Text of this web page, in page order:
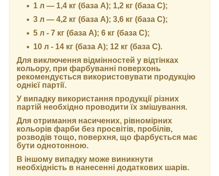
1 л — 1,4 кг (база А); 1,2 кг (база С);
3 л — 4,2 кг (база А); 3,6 кг (база C);
5 л - 7 кг (база А); 6 кг (база С);
10 л - 14 кг (база А); 12 кг (база С).
Для виключення відмінностей у відтінках
кольору, при фарбуванні поверхонь
рекомендується використовувати продукцію
однієї партії.
У випадку використання продукції різних
партій необхідно проводити їх змішування.
Для отримання насичених, рівномірних
кольорів фарби без просвітів, пробілів,
розводів тощо, поверхня, що фарбується має
бути однотонною.
В іншому випадку може виникнути
необхідність в нанесенні додаткових шарів.